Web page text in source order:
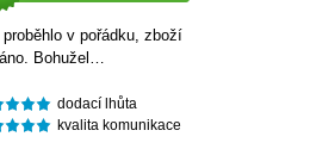
v pořádku, zboží
Bohužel…
dodací lhůta
kvalita komunikace